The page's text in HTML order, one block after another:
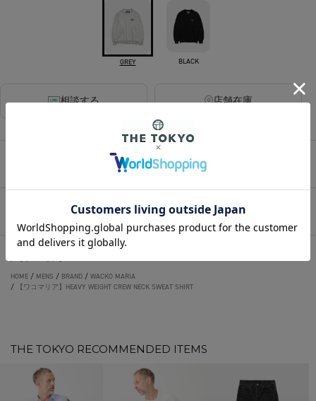
GREY BLACK
相談する 店舗在庫
アイテム説明
HOME / MENS /トップス /スウェット
HOME / MENS / BRAND / WACKO MARIA
/
【ワコマリア】HEAVY WEIGHT CREW NECK SWEAT SHIRT
THE TOKYO RECOMMENDED ITEMS